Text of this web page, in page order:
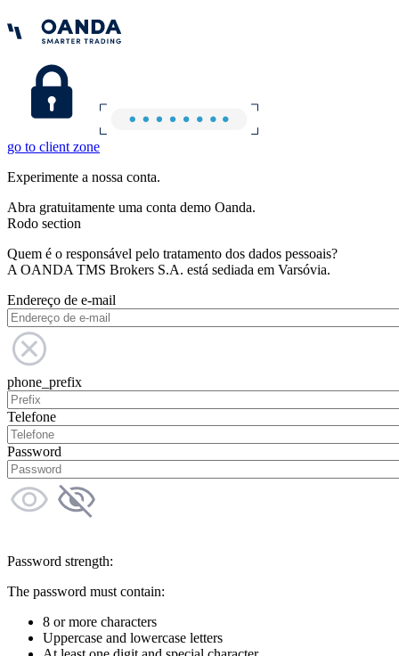
go to client zone
Experimente a nossa conta.
Abra gratuitamente uma conta demo Oanda.
Rodo section
Quem é o responsável pelo tratamento dos dados pessoais?
A OANDA TMS Brokers S.A. está sediada em Varsóvia.
Endereço de e-mail
phone_prefix
Telefone
Password
Password strength:
The password must contain:
8 or more characters
Uppercase and lowercase letters